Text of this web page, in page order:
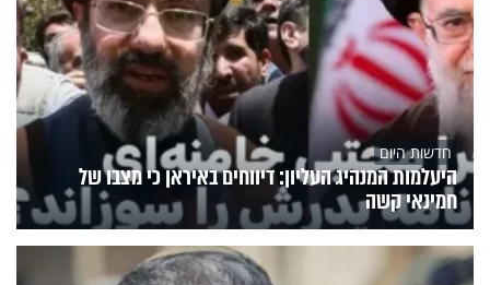
חדשות היום
היעלמות המנהיג העליון: דיווחים באיראן כי מצבו של
חמינאי קשה